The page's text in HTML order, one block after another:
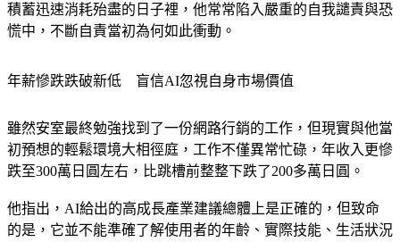
慌中，不斷自責當初為何如此衝動。
初預想的輕鬆環境大相徑庭，工作不僅異常忙碌，年收入更慘
跌至300萬日圓左右，比跳槽前整整下跌了200多萬日圓。
的是，它並不能準確了解使用者的年齡、實際技能、生活狀況
或真實的市場價值。他後悔地表示，如果當初沒有盲目接受